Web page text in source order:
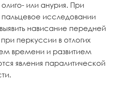
или анурия. При
исследовании
нависание передней
перкуссии в отлогих
времени и развитием
явления паралитической